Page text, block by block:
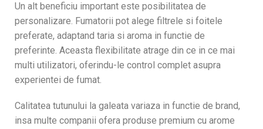
Un alt beneficiu important este posibilitatea de
personalizare. Fumatorii pot alege filtrele si foitele
preferate, adaptand taria si aroma in functie de
preferinte. Aceasta flexibilitate atrage din ce in ce mai
multi utilizatori, oferindu-le control complet asupra
experientei de fumat.
Calitatea tutunului la galeata variaza in functie de brand,
insa multe companii ofera produse premium cu arome